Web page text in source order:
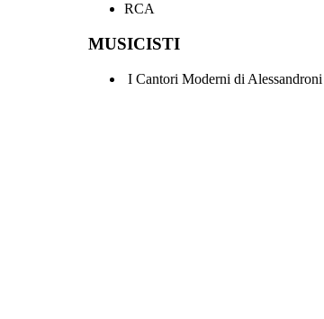
RCA
MUSICISTI
I Cantori Moderni di Alessandroni